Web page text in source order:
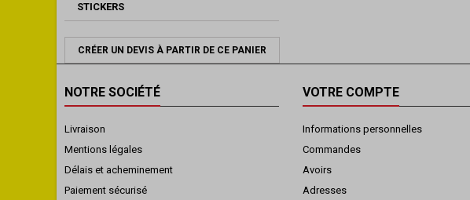
STICKERS
CRÉER UN DEVIS À PARTIR DE CE PANIER
NOTRE SOCIÉTÉ
Livraison
Mentions légales
Délais et acheminement
Paiement sécurisé
VOTRE COMPTE
Informations personnelles
Commandes
Avoirs
Adresses